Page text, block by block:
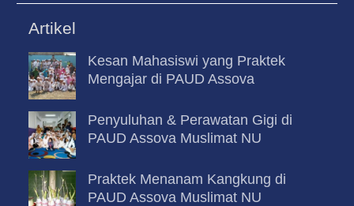
Artikel
Kesan Mahasiswi yang Praktek
Mengajar di PAUD Assova
Penyuluhan & Perawatan Gigi di
PAUD Assova Muslimat NU
Praktek Menanam Kangkung di
PAUD Assova Muslimat NU